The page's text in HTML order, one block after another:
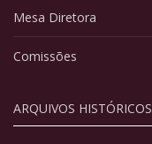
Mesa Diretora
Comissões
ARQUIVOS HISTÓRICOS